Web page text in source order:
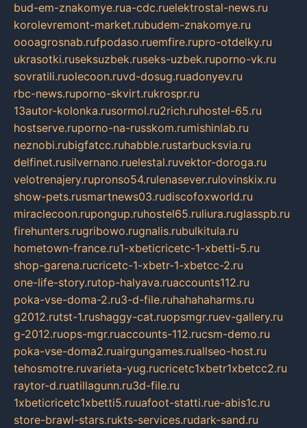
bud-em-znakomye.rua-cdc.ruelektrostal-news.ru
korolevremont-market.rubudem-znakomye.ru
oooagrosnab.rufpodaso.ruemfire.rupro-otdelky.ru
ukrasotki.ruseksuzbek.ruseks-uzbek.ruporno-vk.ru
sovratili.ruolecoon.ruvd-dosug.ruadonyev.ru
rbc-news.ruporno-skvirt.rukrospr.ru
13autor-kolonka.rusormol.ru2rich.ruhostel-65.ru
hostserve.ruporno-na-russkom.rumishinlab.ru
neznobi.rubigfatcc.ruhabble.rustarbucksvia.ru
delfinet.rusilvernano.ruelestal.ruvektor-doroga.ru
velotrenajery.rupronso54.rulenasever.rulovinskix.ru
show-pets.rusmartnews03.rudiscofoxworld.ru
miraclecoon.rupongup.ruhostel65.ruliura.ruglasspb.ru
firehunters.rugribowo.rugnalis.rubulkitula.ru
hometown-france.ru1-xbeticricetc-1-xbetti-5.ru
shop-garena.rucricetc-1-xbetr-1-xbetcc-2.ru
one-life-story.rutop-halyava.ruaccounts112.ru
poka-vse-doma-2.ru3-d-file.ruhahahaharms.ru
g2012.rutst-1.rushaggy-cat.ruopsmgr.ruev-gallery.ru
g-2012.ruops-mgr.ruaccounts-112.rucsm-demo.ru
poka-vse-doma2.ruairgungames.ruallseo-host.ru
tehosmotre.ruvarieta-yug.rucricetc1xbetr1xbetcc2.ru
raytor-d.ruatillagunn.ru3d-file.ru
1xbeticricetc1xbetti5.ruuafoot-statti.rue-abis1c.ru
store-brawl-stars.rukts-services.rudark-sand.ru